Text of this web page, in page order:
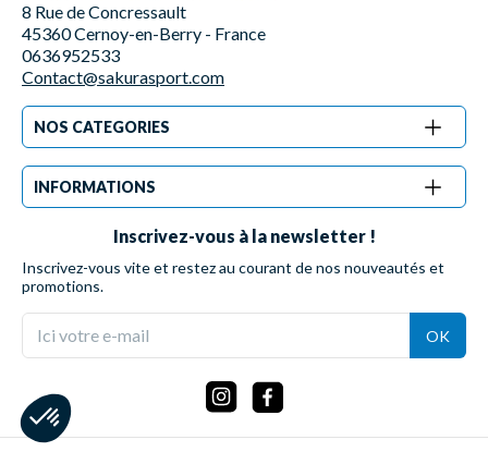
8 Rue de Concressault
45360 Cernoy-en-Berry - France
0636952533
Contact@sakurasport.com
NOS CATEGORIES
INFORMATIONS
Inscrivez-vous à la newsletter !
Inscrivez-vous vite et restez au courant de nos nouveautés et
promotions.